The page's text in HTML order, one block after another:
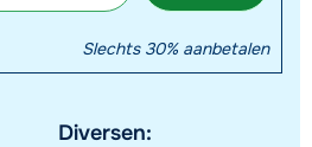
Slechts 30% aanbetalen
Diversen: